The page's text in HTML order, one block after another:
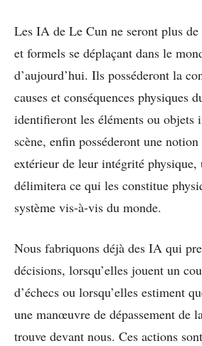
Les IA de Le Cun ne seront plus de
et formels se déplaçant dans le
d’aujourd’hui. Ils posséderont la
causes et conséquences physiques
identifieront les éléments ou objets
scène, enfin posséderont une
extérieur de leur intégrité physique,
délimitera ce qui les constitue
système vis-à-vis du monde.
Nous fabriquons déjà des IA qui
décisions, lorsqu’elles jouent un
d’échecs ou lorsqu’elles estiment
une manœuvre de dépassement de
trouve devant nous. Ces actions